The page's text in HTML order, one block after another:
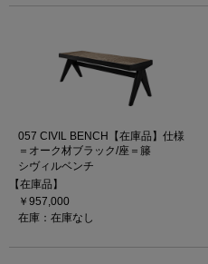
057 CIVIL BENCH【在庫品】仕様
＝オーク材ブラック/座＝籐
シヴィルベンチ
【在庫品】
￥957,000
在庫：在庫なし